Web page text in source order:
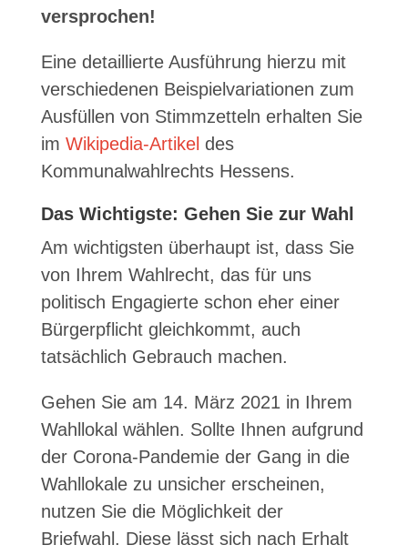
versprochen!
Eine detaillierte Ausführung hierzu mit
verschiedenen Beispielvariationen zum
Ausfüllen von Stimmzetteln erhalten Sie
im Wikipedia-Artikel des
Kommunalwahlrechts Hessens.
Das Wichtigste: Gehen Sie zur Wahl
Am wichtigsten überhaupt ist, dass Sie
von Ihrem Wahlrecht, das für uns
politisch Engagierte schon eher einer
Bürgerpflicht gleichkommt, auch
tatsächlich Gebrauch machen.
Gehen Sie am 14. März 2021 in Ihrem
Wahllokal wählen. Sollte Ihnen aufgrund
der Corona-Pandemie der Gang in die
Wahllokale zu unsicher erscheinen,
nutzen Sie die Möglichkeit der
Briefwahl. Diese lässt sich nach Erhalt